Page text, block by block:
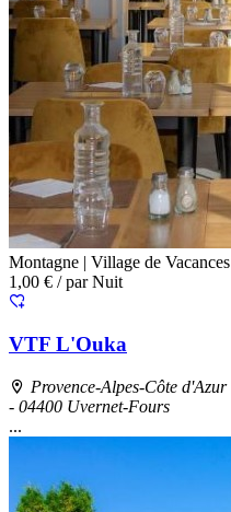
Montagne | Village de Vacances
1,00 € / par Nuit
VTF L'Ouka
Provence-Alpes-Côte d'Azur
- 04400 Uvernet-Fours
...